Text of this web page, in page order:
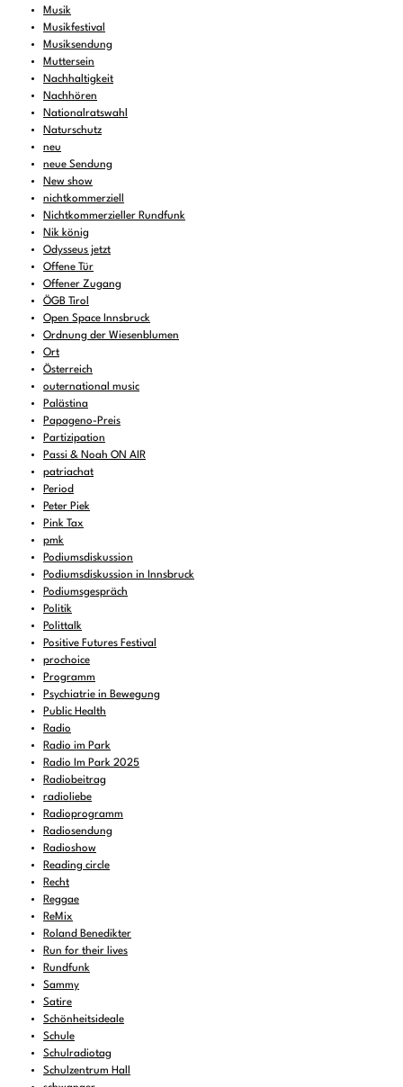
Musik
Musikfestival
Musiksendung
Muttersein
Nachhaltigkeit
Nachhören
Nationalratswahl
Naturschutz
neu
neue Sendung
New show
nichtkommerziell
Nichtkommerzieller Rundfunk
Nik könig
Odysseus jetzt
Offene Tür
Offener Zugang
ÖGB Tirol
Open Space Innsbruck
Ordnung der Wiesenblumen
Ort
Österreich
outernational music
Palästina
Papageno-Preis
Partizipation
Passi & Noah ON AIR
patriachat
Period
Peter Piek
Pink Tax
pmk
Podiumsdiskussion
Podiumsdiskussion in Innsbruck
Podiumsgespräch
Politik
Polittalk
Positive Futures Festival
prochoice
Programm
Psychiatrie in Bewegung
Public Health
Radio
Radio im Park
Radio Im Park 2025
Radiobeitrag
radioliebe
Radioprogramm
Radiosendung
Radioshow
Reading circle
Recht
Reggae
ReMix
Roland Benedikter
Run for their lives
Rundfunk
Sammy
Satire
Schönheitsideale
Schule
Schulradiotag
Schulzentrum Hall